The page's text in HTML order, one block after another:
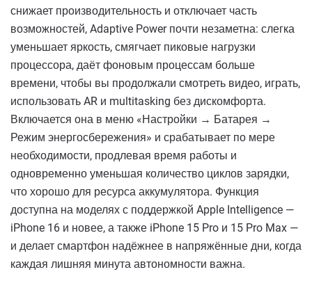
снижает производительность и отключает часть
возможностей, Adaptive Power почти незаметна: слегка
уменьшает яркость, смягчает пиковые нагрузки
процессора, даёт фоновым процессам больше
времени, чтобы вы продолжали смотреть видео, играть,
использовать AR и multitasking без дискомфорта.
Включается она в меню «Настройки → Батарея →
Режим энергосбережения» и срабатывает по мере
необходимости, продлевая время работы и
одновременно уменьшая количество циклов зарядки,
что хорошо для ресурса аккумулятора. Функция
доступна на моделях с поддержкой Apple Intelligence —
iPhone 16 и новее, а также iPhone 15 Pro и 15 Pro Max —
и делает смартфон надёжнее в напряжённые дни, когда
каждая лишняя минута автономности важна.